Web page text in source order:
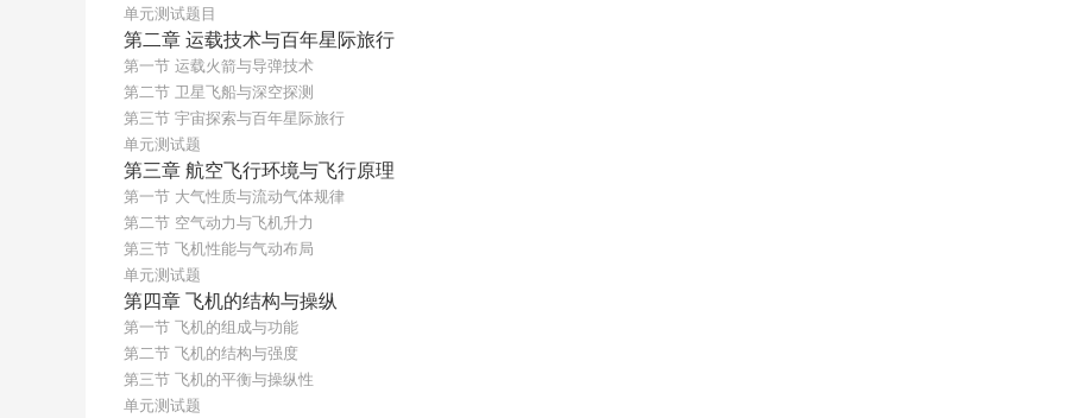
单元测试题目
第二章 运载技术与百年星际旅行
第一节 运载火箭与导弹技术
第二节 卫星飞船与深空探测
第三节 宇宙探索与百年星际旅行
单元测试题
第三章 航空飞行环境与飞行原理
第一节 大气性质与流动气体规律
第二节 空气动力与飞机升力
第三节 飞机性能与气动布局
单元测试题
第四章 飞机的结构与操纵
第一节 飞机的组成与功能
第二节 飞机的结构与强度
第三节 飞机的平衡与操纵性
单元测试题